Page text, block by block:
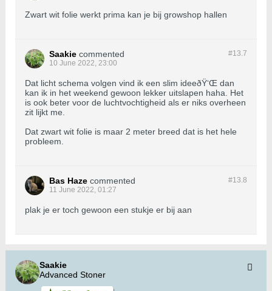
Zwart wit folie werkt prima kan je bij growshop hallen
#13.7
Saakie commented
10 June 2022, 23:00
Dat licht schema volgen vind ik een slim ideeðŸ‘Œ dan
kan ik in het weekend gewoon lekker uitslapen haha. Het
is ook beter voor de luchtvochtigheid als er niks overheen
zit lijkt me.
Dat zwart wit folie is maar 2 meter breed dat is het hele
probleem.
#13.8
Bas Haze commented
11 June 2022, 01:27
plak je er toch gewoon een stukje er bij aan
Saakie
Advanced Stoner